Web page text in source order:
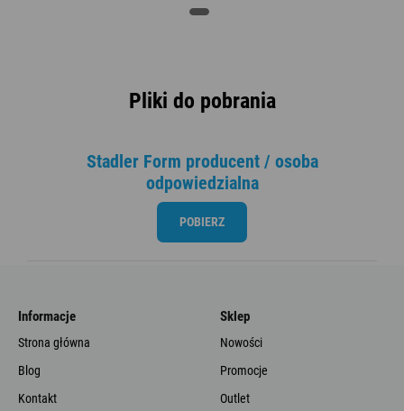
Pliki do pobrania
Stadler Form producent / osoba
odpowiedzialna
POBIERZ
Informacje
Strona główna
Blog
Kontakt
Sklep
Nowości
Promocje
Outlet